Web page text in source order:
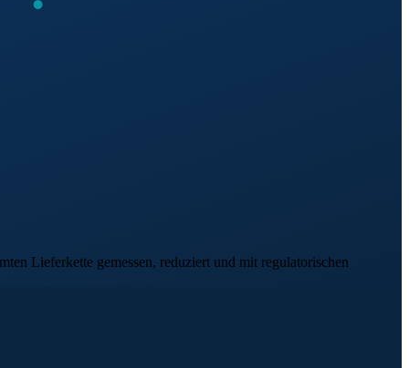
Lieferkette gemessen, reduziert und mit regulatorischen